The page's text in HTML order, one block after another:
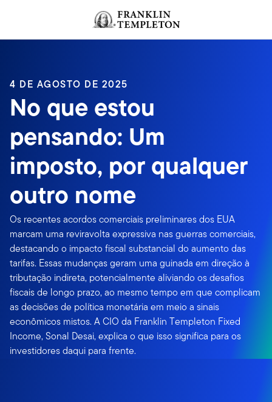
4 DE AGOSTO DE 2025
No que estou
pensando: Um
imposto, por qualquer
outro nome
Os recentes acordos comerciais preliminares dos EUA
marcam uma reviravolta expressiva nas guerras comerciais,
destacando o impacto fiscal substancial do aumento das
tarifas. Essas mudanças geram uma guinada em direção à
tributação indireta, potencialmente aliviando os desafios
fiscais de longo prazo, ao mesmo tempo em que complicam
as decisões de política monetária em meio a sinais
econômicos mistos. A CIO da Franklin Templeton Fixed
Income, Sonal Desai, explica o que isso significa para os
investidores daqui para frente.